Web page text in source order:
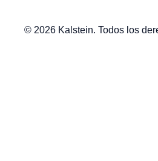
© 2026 Kalstein. Todos los